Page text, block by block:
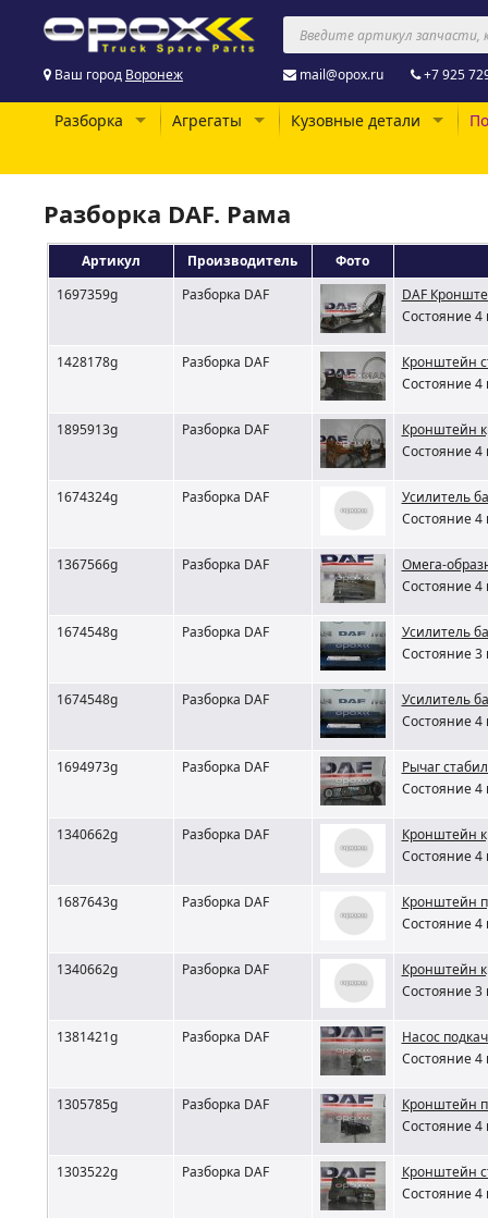
Ваш город Воронеж mail@opox.ru +7 925
Разборка Агрегаты Кузовные детали
Разборка DAF. Рама
Артикул Производитель
Фото
1697359g
Разборка DAF
DAF
Состояние 4
1428178g Разборка DAF
Кронштейн
Состояние 4
1895913g Разборка DAF
Кронштейн
Состояние 4
1674324g Разборка DAF
Усилитель
Состояние 4
1367566g Разборка DAF
Омега-
Состояние 4
1674548g Разборка DAF
Усилитель
Состояние 3
1674548g Разборка DAF
Усилитель
Состояние 4
1694973g Разборка DAF
Рычаг
Состояние 4
1340662g Разборка DAF
Кронштейн
Состояние 4
1687643g Разборка DAF
Кронштейн
Состояние 4
1340662g Разборка DAF
Кронштейн
Состояние 3
1381421g Разборка DAF
Насос
Состояние 4
1305785g Разборка DAF
Кронштейн
Состояние 4
1303522g Разборка DAF
Кронштейн
Состояние 4